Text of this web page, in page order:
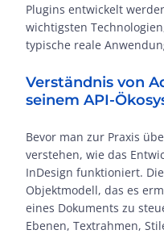
Plugins entwickelt
wichtigsten
typische reale
Verständnis von
seinem API-
Bevor man zur Praxis
verstehen, wie das
InDesign funktioniert.
Objektmodell, das es
eines Dokuments zu
Ebenen, Textrahmen,